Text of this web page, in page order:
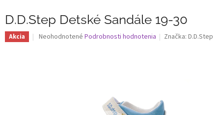
D.D.Step Detské Sandále 19-30
Akcia
Priemerné
Neohodnotené Podrobnosti hodnotenia Značka:D.D.Step